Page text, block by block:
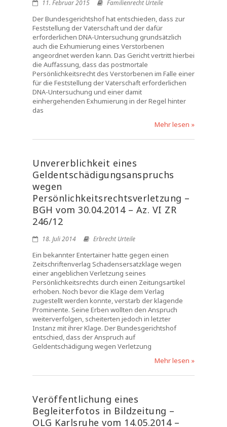
11. Februar 2015 Familienrecht Urteile
Der Bundesgerichtshof hat entschieden, dass zur
Feststellung der Vaterschaft und der dafür
erforderlichen DNA-Untersuchung grundsätzlich
auch die Exhumierung eines Verstorbenen
angeordnet werden kann. Das Gericht vertritt hierbei
die Auffassung, dass das postmortale
Persönlichkeitsrecht des Verstorbenen im Falle einer
für die Feststellung der Vaterschaft erforderlichen
DNA-Untersuchung und einer damit
einhergehenden Exhumierung in der Regel hinter
das
Mehr lesen »
Unvererblichkeit eines
Geldentschädigungsanspruchs
wegen
Persönlichkeitsrechtsverletzung –
BGH vom 30.04.2014 – Az. VI ZR
246/12
18. Juli 2014 Erbrecht Urteile
Ein bekannter Entertainer hatte gegen einen
Zeitschriftenverlag Schadensersatzklage wegen
einer angeblichen Verletzung seines
Persönlichkeitsrechts durch einen Zeitungsartikel
erhoben. Noch bevor die Klage dem Verlag
zugestellt werden konnte, verstarb der klagende
Prominente. Seine Erben wollten den Anspruch
weiterverfolgen, scheiterten jedoch in letzter
Instanz mit ihrer Klage. Der Bundesgerichtshof
entschied, dass der Anspruch auf
Geldentschädigung wegen Verletzung
Mehr lesen »
Veröffentlichung eines
Begleiterfotos in Bildzeitung –
OLG Karlsruhe vom 14.05.2014 –